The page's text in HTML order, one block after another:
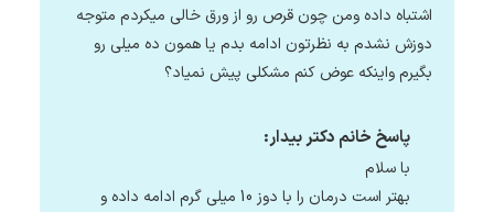
اشتباه داده ومن چون قرص رو از ورق خالی میکردم متوجه
دوزش نشدم به نظرتون ادامه بدم یا همون ده میلی رو
بگیرم واینکه عوض کنم مشکلی پیش نمیاد؟
پاسخ خانم دکتر بیدار:
با سلام
بهتر است درمان را با دوز 10 میلی گرم ادامه داده و